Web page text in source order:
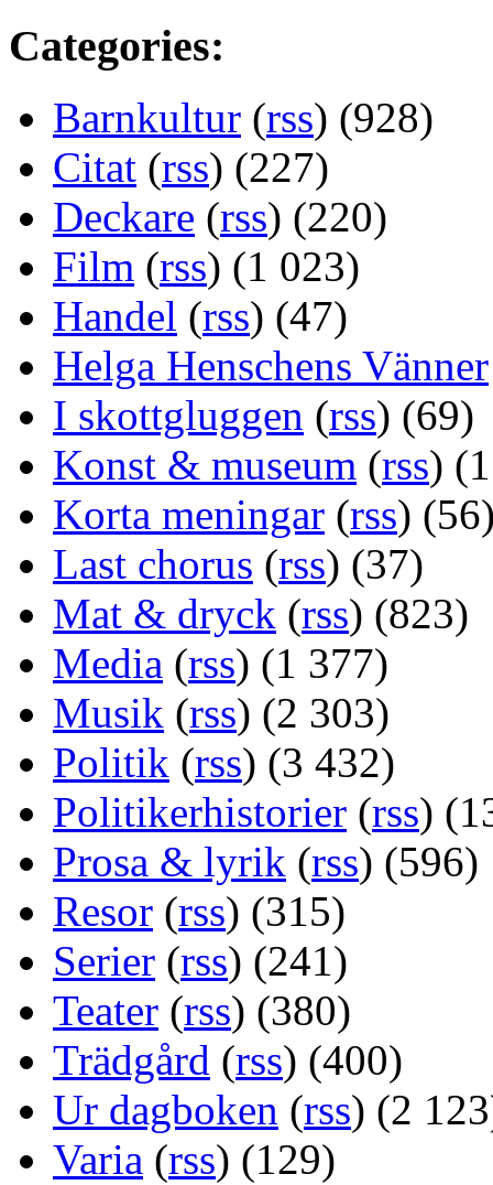
Categories:
Barnkultur (rss) (928)
Citat (rss) (227)
Deckare (rss) (220)
Film (rss) (1 023)
Handel (rss) (47)
Helga Henschens Vänner
I skottgluggen (rss) (69)
Konst & museum (rss)
Korta meningar (rss)
Last chorus (rss) (37)
Mat & dryck (rss) (823)
Media (rss) (1 377)
Musik (rss) (2 303)
Politik (rss) (3 432)
Politikerhistorier (rss)
Prosa & lyrik (rss) (596)
Resor (rss) (315)
Serier (rss) (241)
Teater (rss) (380)
Trädgård (rss) (400)
Ur dagboken (rss) (2
Varia (rss) (129)